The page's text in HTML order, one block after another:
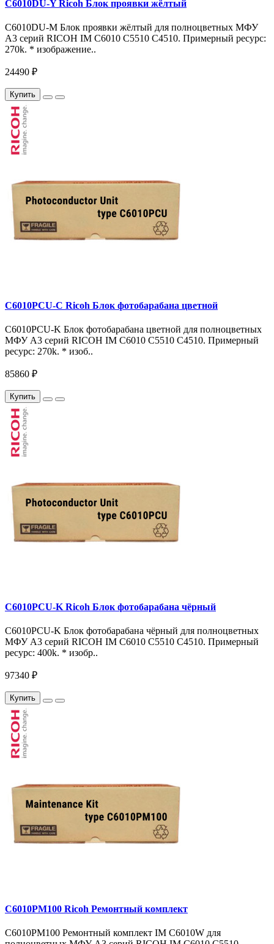
C6010DU-Y Ricoh Блок проявки жёлтый
C6010DU-M Блок проявки жёлтый для полноцветных МФУ
A3 серий RICOH IM C6010 C5510 C4510. Примерный ресурс:
270k. * изображение..
24490 ₽
Купить
C6010PCU-C Ricoh Блок фотобарабана цветной
C6010PCU-K Блок фотобарабана цветной для полноцветных
МФУ A3 серий RICOH IM C6010 C5510 C4510. Примерный
ресурс: 270k. * изоб..
85860 ₽
Купить
C6010PCU-K Ricoh Блок фотобарабана чёрный
C6010PCU-K Блок фотобарабана чёрный для полноцветных
МФУ A3 серий RICOH IM C6010 C5510 C4510. Примерный
ресурс: 400k. * изобр..
97340 ₽
Купить
C6010PM100 Ricoh Ремонтный комплект
C6010PM100 Ремонтный комплект IM C6010W для